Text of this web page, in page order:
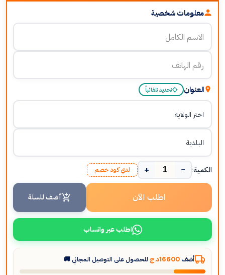
معلومات شخصية
العنوان تحديد تلقائياً
الكمية: −
+ لدي كود خصم
اطلب الآن أضف للسلة
اطلب عبر واتساب
أضف 16600د.ج للحصول على التوصيل المجاني 🚚